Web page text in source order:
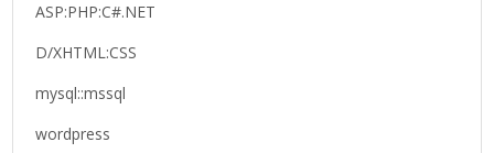
ASP:PHP:C#.NET
D/XHTML:CSS
mysql::mssql
wordpress